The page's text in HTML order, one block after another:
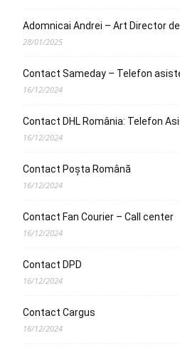
Adomnicai Andrei – Art Director
28/01/2025
Contact Sameday – Telefon
16/12/2024
Contact DHL România: Telefon
16/12/2024
Contact Poșta Română
16/12/2024
Contact Fan Courier – Call center
16/12/2024
Contact DPD
16/12/2024
Contact Cargus
16/12/2024